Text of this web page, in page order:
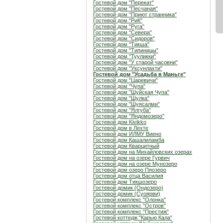
Гостевой дом "Перекат"
Гостевой дом "Песчаная"
Гостевой дом "Приют странника"
Гостевой дом "РиК"
Гостевой дом "Руга"
Гостевой дом "Севера"
Гостевой дом "Сидоров"
Гостевой дом "Тикша"
Гостевой дом "Типиницы"
Гостевой дом "Тууликки"
Гостевой дом "У старой часовни"
Гостевой дом "Уксунлахти"
Гостевой дом "Усадьба в Маньге"
Гостевой дом "Царевичи"
Гостевой дом "Чупа"
Гостевой дом "Шуйская Чупа"
Гостевой дом "Шулка"
Гостевой дом "Шуясалми"
Гостевой дом "Ялгуба"
Гостевой дом "Яндомозеро"
Гостевой дом Kivikko
Гостевой дом в Лехте
Гостевой дом ИЛМУ Виено
Гостевой дом Кашалиламба
Гостевой дом Кварцитный
Гостевой дом на Михайловских озерах
Гостевой дом на озере Гурвич
Гостевой дом на озере Мунозеро
Гостевой дом озеро Пяозеро
Гостевой дом отца Василия
Гостевой дом Тикшозеро
Гостевой домик (Ондозеро)
Гостевой домик (Суоярви)
Гостевой комплекс "Олонка"
Гостевой комплекс "Остров"
Гостевой комплекс "Престиж"
Гостевой коттедж "Карью Кала"